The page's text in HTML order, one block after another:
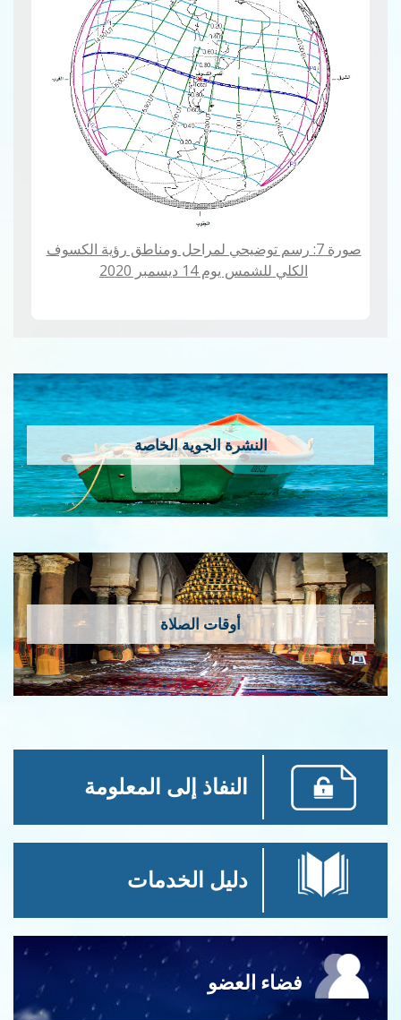
صورة 7: رسم توضيحي لمراحل ومناطق رؤية الكسوف
الكلي للشمس يوم 14 ديسمبر 2020
النشرة الجوية الخاصة
أوقات الصلاة
النفاذ إلى المعلومة
دليل الخدمات
فضاء العضو